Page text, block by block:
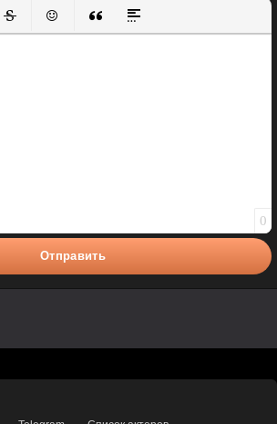
Вставить смайлик
Вставка цитаты
Вставка спойлера
0
Отправить